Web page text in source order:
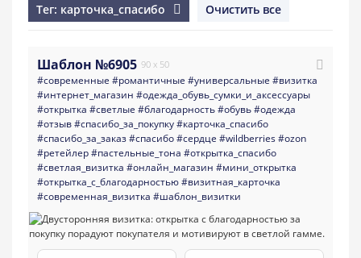
Тег: карточка_спасибо Очистить все
Шаблон №6905 90 x 50
#современные #романтичные #универсальные #визитка
#интернет_магазин #одежда_обувь_сумки_и_аксессуары
#открытка #светлые #благодарность#обувь#одежда
#отзыв#спасибо_за_покупку#карточка_спасибо
#спасибо_за_заказ#спасибо#сердце #wildberries#ozon
#ретейлер#пастельные_тона #открытка_спасибо
#светлая_визитка #онлайн_магазин #мини_открытка
#открытка_с_благодарностью#визитная_карточка
#современная_визитка #шаблон_визитки